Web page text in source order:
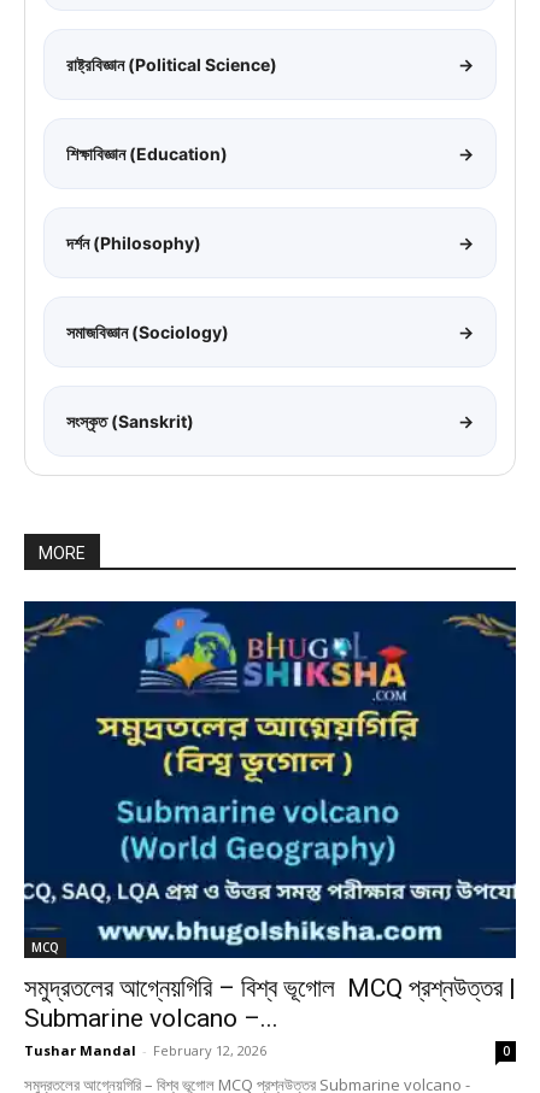
রাষ্ট্রবিজ্ঞান (Political Science) →
শিক্ষাবিজ্ঞান (Education) →
দর্শন (Philosophy) →
সমাজবিজ্ঞান (Sociology) →
সংস্কৃত (Sanskrit) →
MORE
MCQ
সমুদ্রতলের আগ্নেয়গিরি – বিশ্ব ভূগোল MCQ প্রশ্নউত্তর |
Submarine volcano –...
Tushar Mandal - February 12, 2026 0
সমুদ্রতলের আগ্নেয়গিরি – বিশ্ব ভূগোল MCQ প্রশ্নউত্তর Submarine volcano -